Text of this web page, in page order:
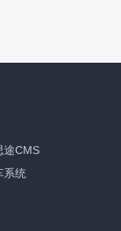
途CMS
系统